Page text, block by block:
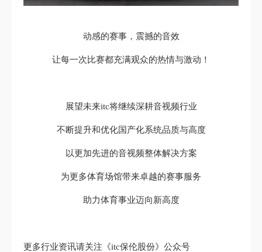
动感的赛事，震撼的音效
让每一次比赛都充满观众的热情与激动！
展望未来itc将继续深耕音视频行业
不断提升和优化国产化系统品质与高度
以更加先进的音视频整体解决方案
为更多体育场馆带来卓越的赛事服务
助力体育事业迈向新高度
更多行业资讯请关注《itc保伦股份》公众号